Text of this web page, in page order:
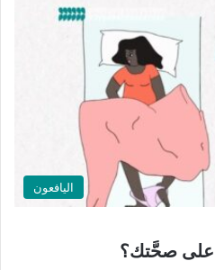
اليافعون
على صحَّتك؟